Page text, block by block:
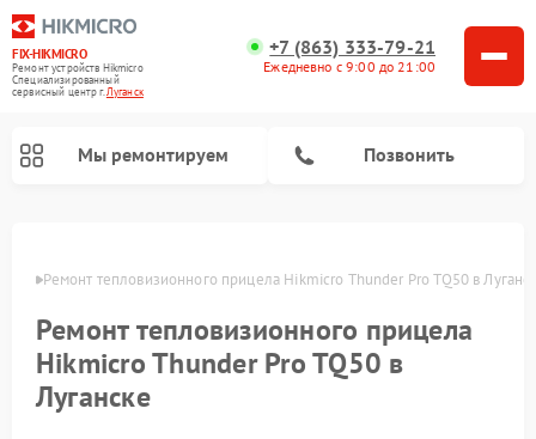
FIX-HIKMICRO
Ремонт устройств Hikmicro
Специализированный
cервисный центр г.Луганск
+7 (863) 333-79-21
Ежедневно с 9:00 до 21:00
Мы ремонтируем Позвонить
Ремонт тепловизионного прицела Hikmicro Thunder Pro TQ50 в
Ремонт тепловизионного прицела
Hikmicro Thunder Pro TQ50 в
Луганске